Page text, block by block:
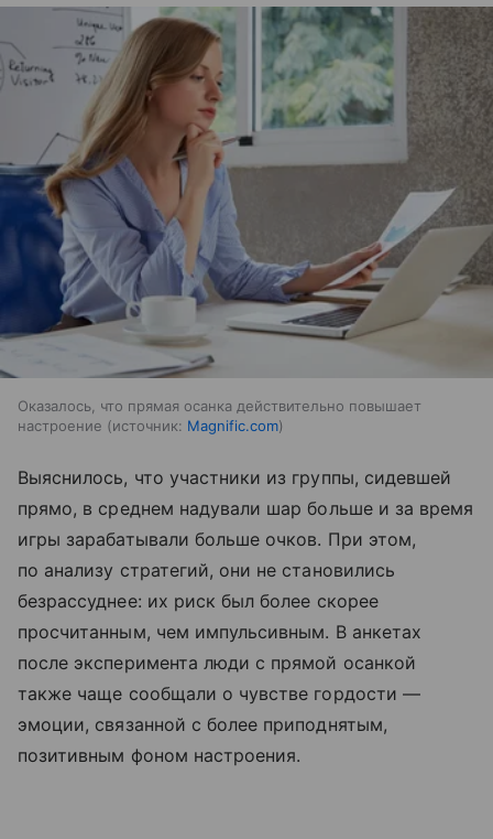
Оказалось, что прямая осанка действительно повышает
настроение
источник: Magnific.com
Выяснилось, что участники из группы, сидевшей
прямо, в среднем надували шар больше и за время
игры зарабатывали больше очков. При этом,
по анализу стратегий, они не становились
безрассуднее: их риск был более скорее
просчитанным, чем импульсивным. В анкетах
после эксперимента люди с прямой осанкой
также чаще сообщали о чувстве гордости —
эмоции, связанной с более приподнятым,
позитивным фоном настроения.